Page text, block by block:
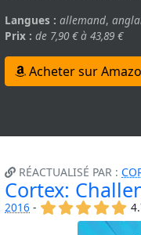
Langues : allemand,
Prix : de 7,90 € à 43,89 €
Acheter sur
RÉACTUALISÉ PAR :
Cortex:
2016 - (x) (x) (x) (x) (x)